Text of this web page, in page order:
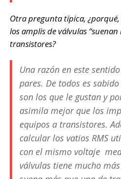
Otra pregunta típica,
los amplis de válvulas “suenan
transistores?
Una razón en este
pares. De todos es
son los que le gustan y
asimila mejor que los
equipos a transistores.
calcular los vatios RMS
con el mismo voltaje
válvulas tiene mucho